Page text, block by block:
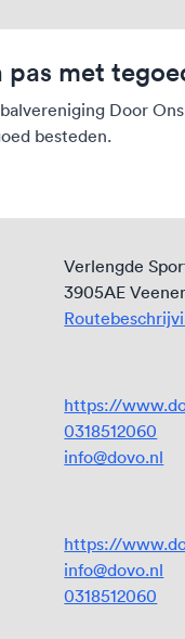
pas met
Door
besteden.
Verlengde
3905AE
https://
0318512060
info@dovo.nl
https://
info@dovo.nl
0318512060